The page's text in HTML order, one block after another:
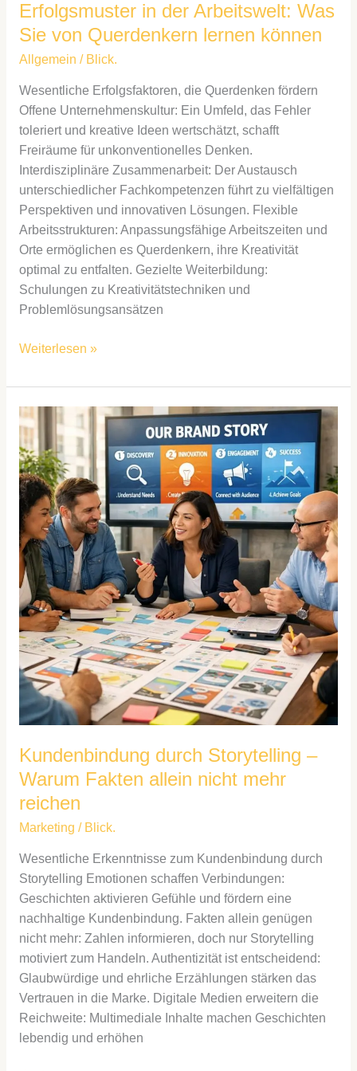
Erfolgsmuster in der Arbeitswelt: Was
Sie von Querdenkern lernen können
Allgemein / Blick.
Wesentliche Erfolgsfaktoren, die Querdenken fördern
Offene Unternehmenskultur: Ein Umfeld, das Fehler
toleriert und kreative Ideen wertschätzt, schafft
Freiräume für unkonventionelles Denken.
Interdisziplinäre Zusammenarbeit: Der Austausch
unterschiedlicher Fachkompetenzen führt zu vielfältigen
Perspektiven und innovativen Lösungen. Flexible
Arbeitsstrukturen: Anpassungsfähige Arbeitszeiten und
Orte ermöglichen es Querdenkern, ihre Kreativität
optimal zu entfalten. Gezielte Weiterbildung:
Schulungen zu Kreativitätstechniken und
Problemlösungsansätzen
Weiterlesen »
Kundenbindung durch Storytelling –
Warum Fakten allein nicht mehr
reichen
Marketing / Blick.
Wesentliche Erkenntnisse zum Kundenbindung durch
Storytelling Emotionen schaffen Verbindungen:
Geschichten aktivieren Gefühle und fördern eine
nachhaltige Kundenbindung. Fakten allein genügen
nicht mehr: Zahlen informieren, doch nur Storytelling
motiviert zum Handeln. Authentizität ist entscheidend:
Glaubwürdige und ehrliche Erzählungen stärken das
Vertrauen in die Marke. Digitale Medien erweitern die
Reichweite: Multimediale Inhalte machen Geschichten
lebendig und erhöhen
Kundenbindung
Storytelling
–
Warum
Fakten
allein
nicht
mehr
reichen